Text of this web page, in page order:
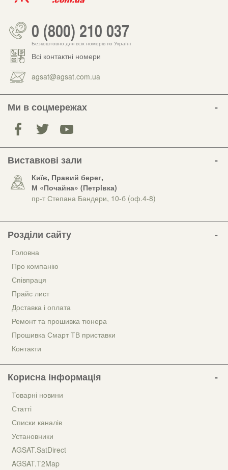
0 (800) 210 037
Безкоштовно для всіх номерів по Україні
Всі контактні номери
agsat@agsat.com.ua
Ми в соцмережах
Виставкові зали
Київ, Правий берег,
М «Почайна» (Петрiвка)
пр-т Степана Бандери, 10-б (оф.4-8)
Розділи сайту
Головна
Про компанію
Співпраця
Прайс лист
Доставка і оплата
Ремонт та прошивка тюнера
Прошивка Смарт ТВ приставки
Контакти
Корисна інформація
Товарні новини
Статті
Списки каналів
Установники
AGSAT.SatDirect
AGSAT.T2Map